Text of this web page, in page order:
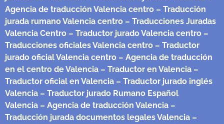
Agencia de traducción Valencia centro – Traducción
jurada rumano Valencia centro – Traducciones Juradas
Valencia Centro – Traductor jurado Valencia centro –
Traducciones oficiales Valencia centro – Traductor
jurado oficial Valencia centro – Agencia de traducción
en el centro de Valencia – Traductor en Valencia –
Traductor oficial en Valencia – Traductor jurado inglés
Valencia – Traductor jurado Rumano Español
Valencia – Agencia de traducción Valencia –
Traducción jurada documentos legales Valencia –